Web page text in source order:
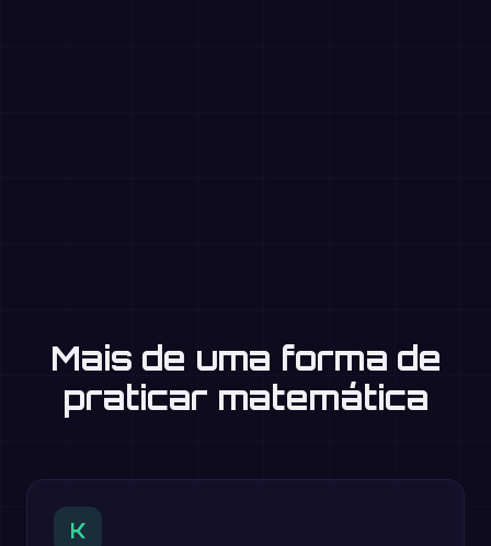
Mais de uma forma de
praticar matemática
K